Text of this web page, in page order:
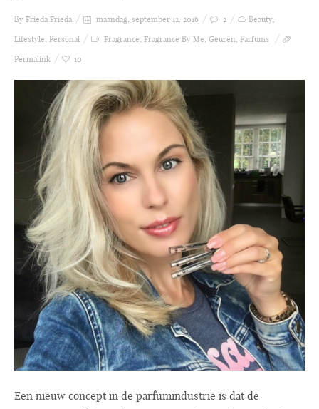
By Frieda Frieda maandag, september 12, 2016 2 Beauty,
Lifestyle, Personal Fragrance, Fragrance By Me, Geuren, Parfums
Permalink
10
Een nieuw concept in de parfumindustrie is dat de